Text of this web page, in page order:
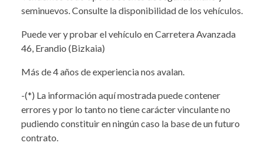
seminuevos. Consulte la disponibilidad de los vehículos.
Puede ver y probar el vehículo en Carretera Avanzada
46, Erandio (Bizkaia)
Más de 4 años de experiencia nos avalan.
-(*) La información aquí mostrada puede contener
errores y por lo tanto no tiene carácter vinculante no
pudiendo constituir en ningún caso la base de un futuro
contrato.